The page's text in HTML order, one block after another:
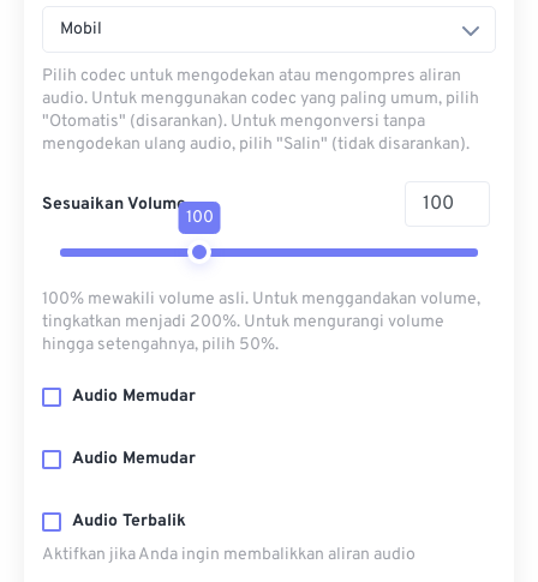
Mobil
Pilih codec untuk mengodekan atau mengompres aliran
audio. Untuk menggunakan codec yang paling umum, pilih
"Otomatis" (disarankan). Untuk mengonversi tanpa
mengodekan ulang audio, pilih "Salin" (tidak disarankan).
Sesuaikan Volume
100
100% mewakili volume asli. Untuk menggandakan volume,
tingkatkan menjadi 200%. Untuk mengurangi volume
hingga setengahnya, pilih 50%.
Audio Memudar
Audio Memudar
Audio Terbalik
Aktifkan jika Anda ingin membalikkan aliran audio